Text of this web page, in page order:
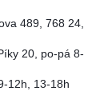
489, 768 24,
20, po-pá 8-
12h, 13-18h